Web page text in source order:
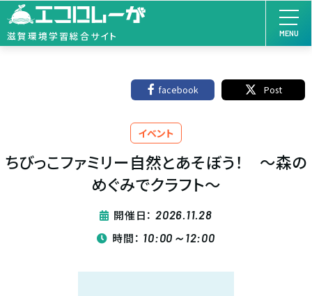
滋賀環境学習総合サイト MENU
facebook Post
イベント
ちびっこファミリー自然とあそぼう！ ～森の
めぐみでクラフト～
開催日： 2026.11.28
時間： 10:00～12:00